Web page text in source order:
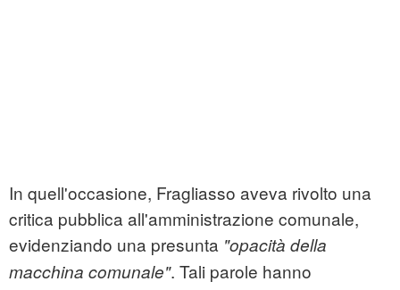
In quell'occasione, Fragliasso aveva rivolto una
critica pubblica all'amministrazione comunale,
evidenziando una presunta "opacità della
macchina comunale". Tali parole hanno